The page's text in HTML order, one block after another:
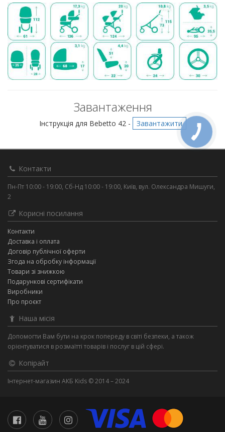
Завантаження
Інструкція для Bebetto 42 - Завантажити
Контакти
Пн-Пт 10:00 - 19:00, Сб-Нд 10:00 - 19:00, Київ, вул. Олександра Мишуги,
2
Корисні посилання
Контакти
Доставка і оплата
Договір публічної оферти
Згода на обробку інформації
Товари зі знижкою
Подарункові сертифікати
Виробники
Про проєкт
Наша місія
Допомогти Вам бути на крок попереду в світі безпеки, а також
орієнтуватися в розмаїтті товарів і послуг в цій сфері.
Копірайт
Інтернет-магазин АКБ Kids © 2014 – 2024